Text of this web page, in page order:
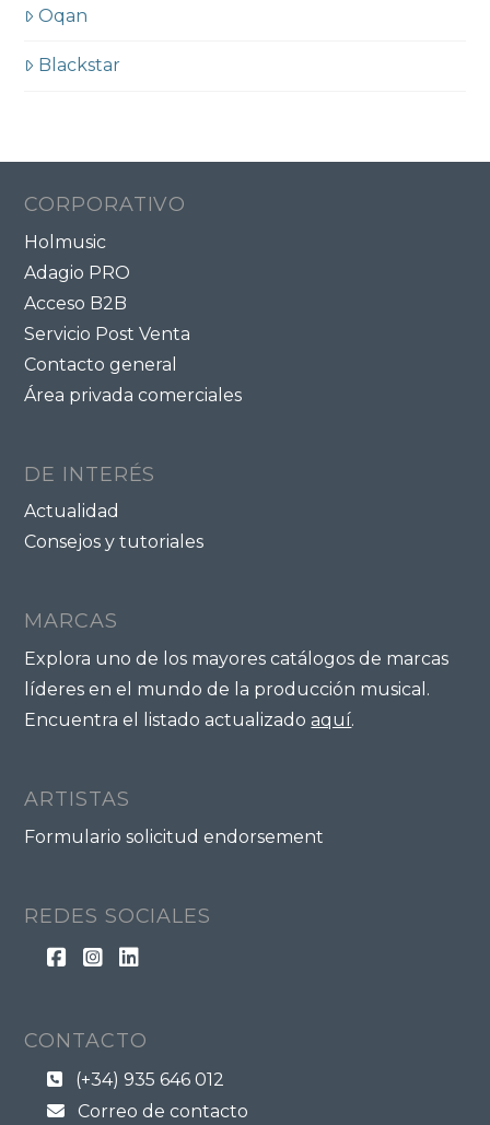
Oqan
Blackstar
CORPORATIVO
Holmusic
Adagio PRO
Acceso B2B
Servicio Post Venta
Contacto general
Área privada comerciales
DE INTERÉS
Actualidad
Consejos y tutoriales
MARCAS
Explora uno de los mayores catálogos de marcas
líderes en el mundo de la producción musical.
Encuentra el listado actualizadoaquí.
ARTISTAS
Formulario solicitud endorsement
REDES SOCIALES
CONTACTO
(+34) 935 646 012
Correo de contacto